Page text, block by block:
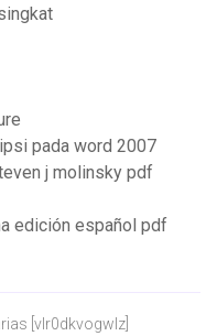
pada word 2007
j molinsky pdf
edición español pdf
[vlr0dkvogwlz]